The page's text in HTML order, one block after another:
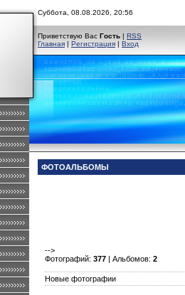
Суббота, 08.08.2026, 20:56
Приветствую Вас Гость | RSS
Главная | Регистрация | Вход
ФОТОАЛЬБОМЫ
-->
Фотографий: 377 | Альбомов: 2
Новые фотографии